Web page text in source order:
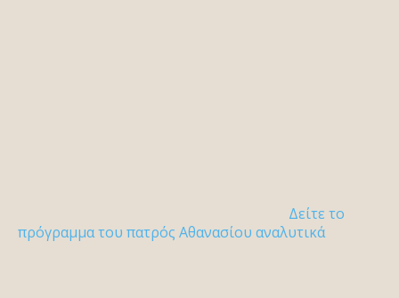
Δείτε το
πρόγραμμα του πατρός Αθανασίου αναλυτικά